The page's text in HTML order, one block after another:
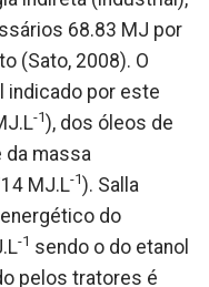
68.83 MJ por
(Sato, 2008). O
indicado por este
-1), dos óleos de
da massa
MJ.L-1). Salla
do
-1 sendo o do etanol
pelos tratores é